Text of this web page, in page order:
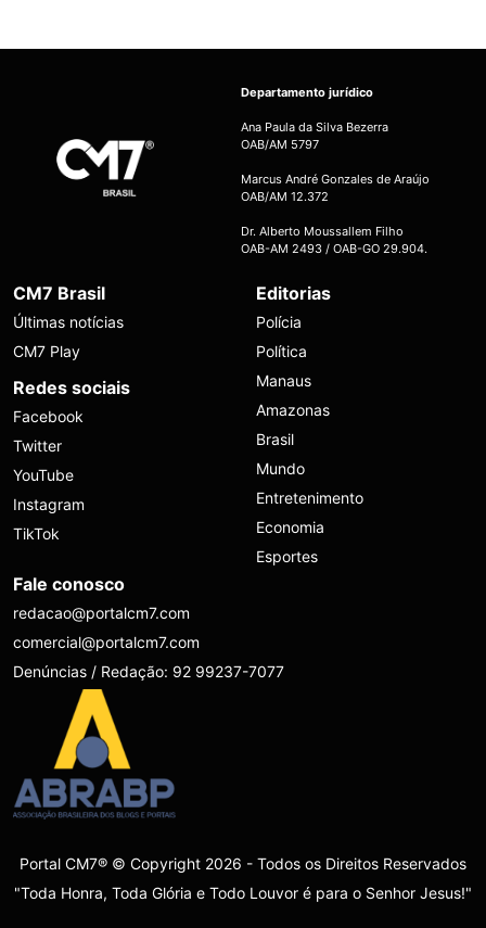
Departamento jurídico
Ana Paula da Silva Bezerra
OAB/AM 5797
Marcus André Gonzales de Araújo
OAB/AM 12.372
Dr. Alberto Moussallem Filho
OAB-AM 2493 / OAB-GO 29.904.
CM7 Brasil
Últimas notícias
CM7 Play
Redes sociais
Facebook
Twitter
YouTube
Instagram
TikTok
Editorias
Polícia
Política
Manaus
Amazonas
Brasil
Mundo
Entretenimento
Economia
Esportes
Fale conosco
redacao@portalcm7.com
comercial@portalcm7.com
Denúncias / Redação: 92 99237-7077
Portal CM7® © Copyright 2026 - Todos os Direitos Reservados
"Toda Honra, Toda Glória e Todo Louvor é para o Senhor Jesus!"